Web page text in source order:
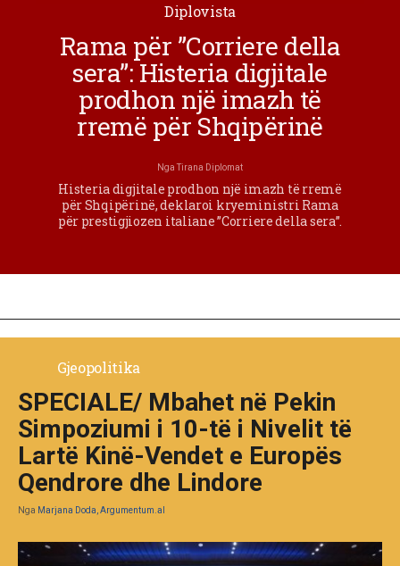
Diplovista
Rama për ”Corriere della
sera”: Histeria digjitale
prodhon një imazh të
rremë për Shqipërinë
NgaTirana Diplomat
Histeria digjitale prodhon një imazh të rremë
për Shqipërinë, deklaroi kryeministri Rama
për prestigjiozen italiane ”Corriere della sera”.
Gjeopolitika
SPECIALE/ Mbahet në Pekin
Simpoziumi i 10-të i Nivelit të
Lartë Kinë-Vendet e Europës
Qendrore dhe Lindore
Nga Marjana Doda, Argumentum.al